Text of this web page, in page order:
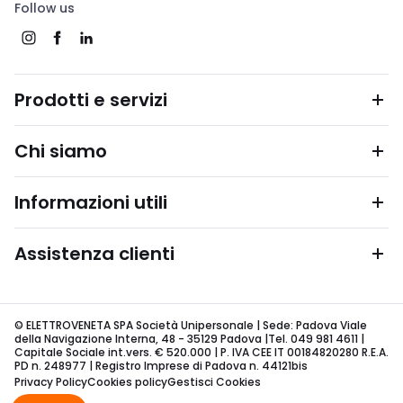
Follow us
Prodotti e servizi
Chi siamo
Informazioni utili
Assistenza clienti
© ELETTROVENETA SPA Società Unipersonale | Sede: Padova Viale
della Navigazione Interna, 48 - 35129 Padova |Tel. 049 981 4611 |
Capitale Sociale int.vers. € 520.000 | P. IVA CEE IT 00184820280 R.E.A.
PD n. 248977 | Registro Imprese di Padova n. 44121bis
Privacy PolicyCookies policyGestisci Cookies